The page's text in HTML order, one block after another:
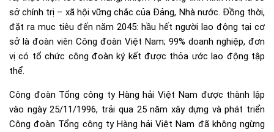
sở chính trị – xã hội vững chắc của Đảng, Nhà nước. Đồng thời,
đặt ra mục tiêu đến năm 2045: hầu hết người lao động tại cơ
sở là đoàn viên Công đoàn Việt Nam; 99% doanh nghiệp, đơn
vị có tổ chức công đoàn ký kết được thỏa ước lao động tập
thể.
Công đoàn Tổng công ty Hàng hải Việt Nam được thành lập
vào ngày 25/11/1996, trải qua 25 năm xây dựng và phát triển
Công đoàn Tổng công ty Hàng hải Việt Nam đã không ngừng